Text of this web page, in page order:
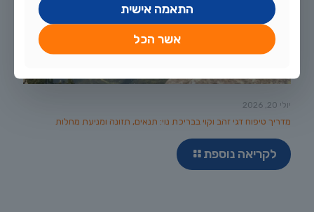
יולי 20, 2026
מדריך טיפוח דגי זהב וקוי בבריכת נוי: תנאים, תזונה ומניעת מחלות
לקריאה נוספת
התאמה אישית
אשר הכל